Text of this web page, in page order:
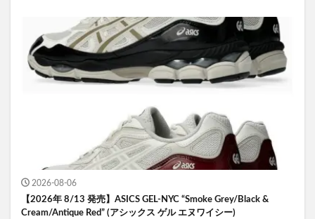
2026-08-06
【2026年 8/13 発売】ASICS GEL-NYC “Smoke Grey/Black &
Cream/Antique Red” (アシックス ゲル エヌワイシー)